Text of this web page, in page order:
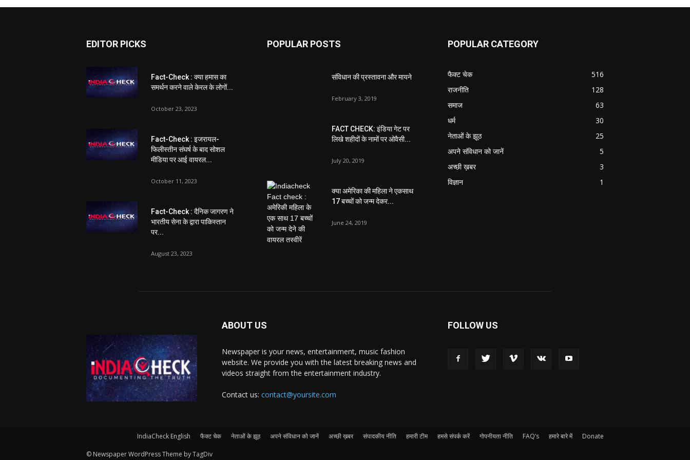
EDITOR PICKS
Fact-Check : क्या हमास का
समर्थन करने वाले केरल के लोगों...
October 23, 2023
Fact-Check : इजरायल-
फिलीस्तीन संघर्ष के बाद सोशल
मीडिया पर आई वायरल...
October 11, 2023
Fact-Check : दैनिक जागरण ने
भारतीय सेना के द्वारा पाकिस्तान
पर...
August 23, 2023
POPULAR POSTS
संविधान की प्रस्तावना और मायने
February 3, 2019
FACT CHECK: इंडिया गेट पर
लिखे शहीदों के नामों पर ओवैसी...
July 20, 2019
क्या अमेरिका की महिला ने एकसाथ
17 बच्चों को जन्म देकर...
June 24, 2019
POPULAR CATEGORY
फैक्ट चेक
516
राजनीति
128
समाज
63
धर्म
30
नेताओं के झूठ
25
अपने संविधान को जानें
5
अच्छी ख़बर
3
विज्ञान
1
ABOUT US
Newspaper is your news, entertainment, music fashion
website. We provide you with the latest breaking news and
videos straight from the entertainment industry.
Contact us: contact@yoursite.com
FOLLOW US
IndiaCheck English फैक्ट चेक नेताओं के झूठ अपने संविधान को जानें अच्छी ख़बर संपादकीय नीति हमारी टीम हमसे संपर्क करें गोपनीयता नीति FAQ’s हमारे बारे में Donate
© Newspaper WordPress Theme by TagDiv